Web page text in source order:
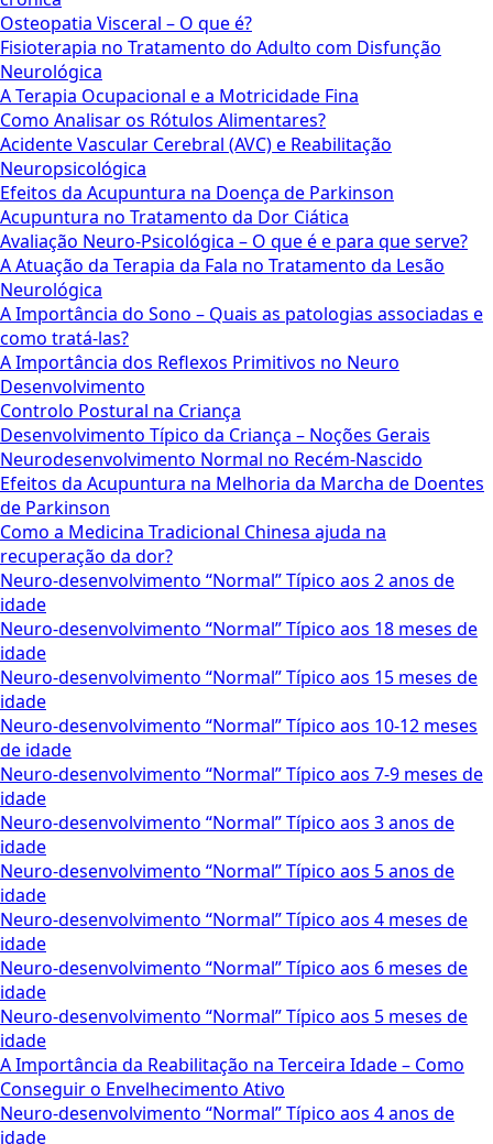
Osteopatia Visceral – O que é?
Fisioterapia no Tratamento do Adulto com Disfunção
Neurológica
A Terapia Ocupacional e a Motricidade Fina
Como Analisar os Rótulos Alimentares?
Acidente Vascular Cerebral (AVC) e Reabilitação
Neuropsicológica
Efeitos da Acupuntura na Doença de Parkinson
Acupuntura no Tratamento da Dor Ciática
Avaliação Neuro-Psicológica – O que é e para que serve?
A Atuação da Terapia da Fala no Tratamento da Lesão
Neurológica
A Importância do Sono – Quais as patologias associadas e
como tratá-las?
A Importância dos Reflexos Primitivos no Neuro
Desenvolvimento
Controlo Postural na Criança
Desenvolvimento Típico da Criança – Noções Gerais
Neurodesenvolvimento Normal no Recém-Nascido
Efeitos da Acupuntura na Melhoria da Marcha de Doentes
de Parkinson
Como a Medicina Tradicional Chinesa ajuda na
recuperação da dor?
Neuro-desenvolvimento “Normal” Típico aos 2 anos de
idade
Neuro-desenvolvimento “Normal” Típico aos 18 meses de
idade
Neuro-desenvolvimento “Normal” Típico aos 15 meses de
idade
Neuro-desenvolvimento “Normal” Típico aos 10-12 meses
de idade
Neuro-desenvolvimento “Normal” Típico aos 7-9 meses de
idade
Neuro-desenvolvimento “Normal” Típico aos 3 anos de
idade
Neuro-desenvolvimento “Normal” Típico aos 5 anos de
idade
Neuro-desenvolvimento “Normal” Típico aos 4 meses de
idade
Neuro-desenvolvimento “Normal” Típico aos 6 meses de
idade
Neuro-desenvolvimento “Normal” Típico aos 5 meses de
idade
A Importância da Reabilitação na Terceira Idade – Como
Conseguir o Envelhecimento Ativo
Neuro-desenvolvimento “Normal” Típico aos 4 anos de
idade